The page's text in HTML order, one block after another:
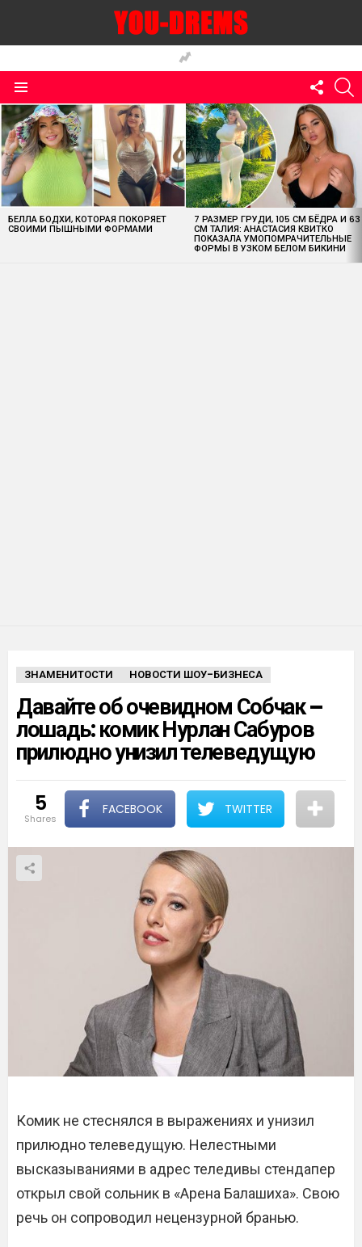
US
MOST
VIEWED
STORIES
БЕЛЛА БОДХИ, КОТОРАЯ ПОКОРЯЕТ
СВОИМИ ПЫШНЫМИ ФОРМАМИ
7 РАЗМЕР ГРУДИ, 105 СМ БЁДРА И 63
СМ ТАЛИЯ: АНАСТАСИЯ КВИТКО
ПОКАЗАЛА УМОПОМРАЧИТЕЛЬНЫЕ
ФОРМЫ В УЗКОМ БЕЛОМ БИКИНИ
ЗНАМЕНИТОСТИ НОВОСТИ ШОУ-БИЗНЕСА
Давайте об очевидном Собчак –
лошадь: комик Нурлан Сабуров
прилюдно унизил телеведущую
5
shares
FACEBOOK TWITTER
Комик не стеснялся в выражениях и унизил
прилюдно телеведущую. Нелестными
высказываниями в адрес теледивы стендапер
открыл свой сольник в «Арена Балашиха». Свою
речь он сопроводил нецензурной бранью.